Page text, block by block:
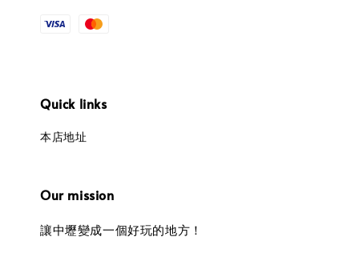
Quick links
本店地址
Our mission
讓中壢變成一個好玩的地方！